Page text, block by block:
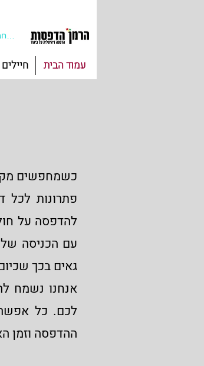
עמוד הבית
כשמחפשים
פתרונות לכל
להדפסה על
עם הכניסה של
גאים בכך
אנחנו נשמח
ההדפסה וזמן